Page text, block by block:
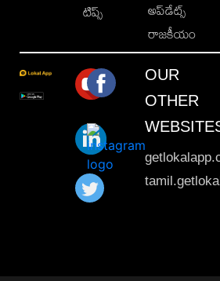
టిప్స్
అప్‌డేట్స్
రాజకీయం
OUR
OTHER